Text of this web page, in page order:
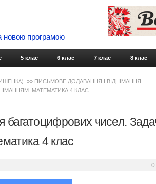
новою програмою
Skip to content
5 клас 6 клас 7 клас 8 клас
»» ПИСЬМОВЕ ДОДАВАННЯ І ВІДНІМАННЯ
МАТЕМАТИКА 4 КЛАС
чисел.
4 клас
0